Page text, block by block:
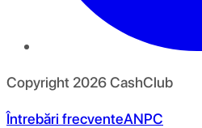
Copyright 2026CashClub
Întrebări frecventeANPC